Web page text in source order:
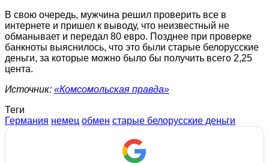
В свою очередь, мужчина решил проверить все в
интернете и пришел к выводу, что неизвестный не
обманывает и передал 80 евро. Позднее при проверке
банкноты выяснилось, что это были старые белорусские
деньги, за которые можно было бы получить всего 2,25
цента.
Источник: «Комсомольская правда»
Теги
Германия немец обмен старые белорусские деньги